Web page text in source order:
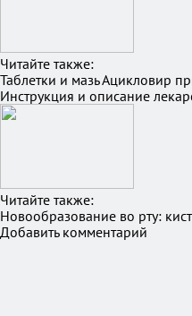
Читайте также:
Таблетки и мазь Ацикловир
Инструкция и описание
Читайте также:
Новообразование во рту:
Добавить комментарий